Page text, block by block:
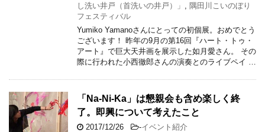
し洗い井戸（首洗いの井戸）」
隅田川こいのぼり
フェスティバル
Yumiko Yamanoさんにとっての初個展。おめでとう
ございます！ 昨年の9月の第16回『ハート・トゥ・
アート』で巨大天井画を展示した如月愛さん。 その
際に行われた小西徹郎さんの演奏とのライブペイ …
「Na-Ni-Ka」は懇親会も含め楽しく終
了。即興について考えたこと
2017/12/26 -イベント紹介